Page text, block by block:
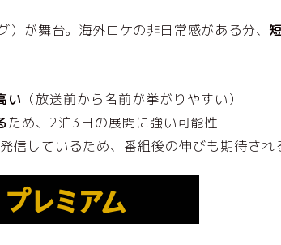
）が舞台。海外ロケの非日常感がある分、
い （放送前から名前が挙がりやすい）
ため、2泊3日の展開に強い可能性
しているため、番組後の伸びも期待され